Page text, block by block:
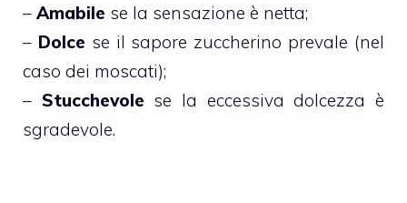
– Amabile se la sensazione è netta;
– Dolce se il sapore zuccherino prevale (nel
caso dei moscati);
– Stucchevole se la eccessiva dolcezza è
sgradevole.